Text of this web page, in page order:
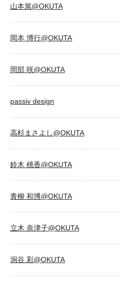
山本篤@OKUTA
岡本 博行@OKUTA
岡部 咲@OKUTA
passiv design
高杉まさよし@OKUTA
鈴木 桃香@OKUTA
青柳 和博@OKUTA
立木 奈津子@OKUTA
洞谷 彩@OKUTA